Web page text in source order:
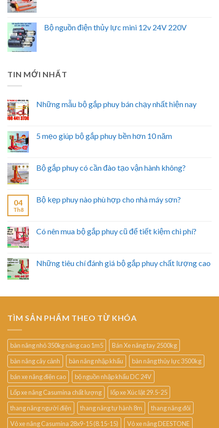
Bộ nguồn điện thủy lực mini 12v 24V 220V
TIN MỚI NHẤT
Những mẫu bộ gắp phuy bán chạy nhất hiện nay
5 mẹo giúp bộ gắp phuy bền hơn 10 năm
Bộ gắp phuy có cần đào tạo vận hành không?
04
Th8
Bộ kẹp phuy nào phù hợp cho nhà máy sơn?
Có nên mua bộ gắp phuy cũ để tiết kiệm chi phí?
Những tiêu chí đánh giá bộ gắp phuy chất lượng cao
TÌM SẢN PHẨM THEO TỪ KHÓA
bàn nâng nhỏ 350kg nâng cao 1m5
Bán Xe nâng tay 2500kg
bàn nâng cây cảnh
bàn nâng nhập khẩu
bàn nâng thủy lực 3500kg
bán xe nâng điện cao
bộ nguồn nhập khẩu DC 24V
Lốp xe nâng Casumina chất lượng
lốp xe Xúc lật 29.5-25
thang nâng người điện
thang nâng tự hành 8m
thang nâng đôi
Vỏ xe nâng Casumina 28x9-15 (8.15-15)
Vỏ xe nâng DEESTONE